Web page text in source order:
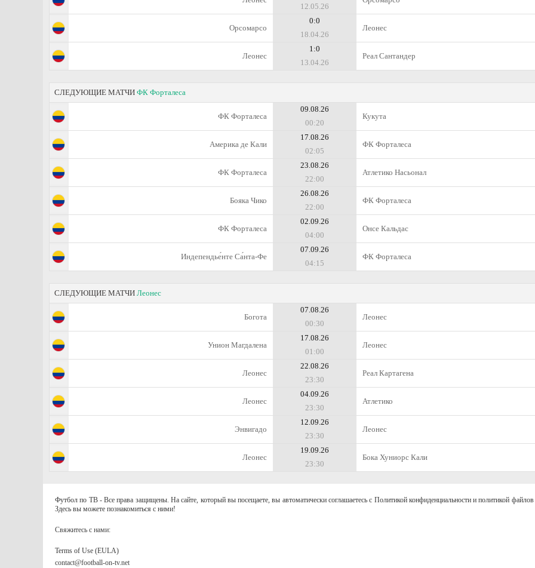
12.05.26
Орсомарсо
0:0
18.04.26
Леонес
Леонес
1:0
13.04.26
Реал Сантандер
СЛЕДУЮЩИЕ МАТЧИ ФК Форталеса
ФК Форталеса
09.08.26
00:20
Кукута
Америка де Кали
17.08.26
02:05
ФК Форталеса
ФК Форталеса
23.08.26
22:00
Атлетико Насьонал
Бояка Чико
26.08.26
22:00
ФК Форталеса
ФК Форталеса
02.09.26
04:00
Онсе Кальдас
Индепендье́нте Са́нта-Фе
07.09.26
04:15
ФК Форталеса
СЛЕДУЮЩИЕ МАТЧИ Леонес
Богота
07.08.26
00:30
Леонес
Унион Магдалена
17.08.26
01:00
Леонес
Леонес
22.08.26
23:30
Реал Картагена
Леонес
04.09.26
23:30
Атлетико
Энвигадо
12.09.26
23:30
Леонес
Леонес
19.09.26
23:30
Бока Хуниорс Кали
Футбол по ТВ - Все права защищены. На сайте, который вы посещаете, вы автоматически соглашаетесь с Политикой конфиденциальности и политикой
Здесь вы можете познакомиться с ними!
Свяжитесь с нами:
Terms of Use (EULA)
contact@football-on-tv.net